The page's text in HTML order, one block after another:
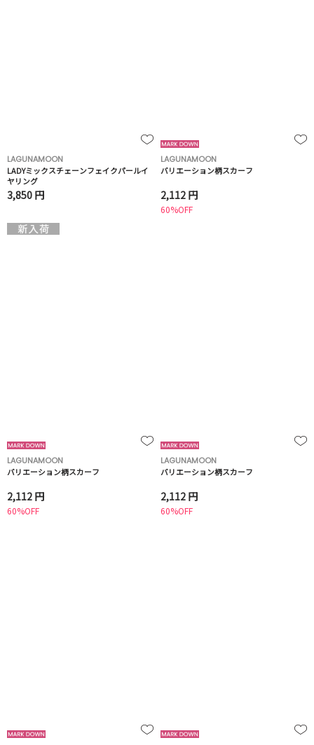
LAGUNAMOON
LADYミックスチェーンフェイクパールイ
ヤリング
3,850 円
LAGUNAMOON
バリエーション柄スカーフ
2,112 円
60%OFF
LAGUNAMOON
バリエーション柄スカーフ
2,112 円
60%OFF
LAGUNAMOON
バリエーション柄スカーフ
2,112 円
60%OFF